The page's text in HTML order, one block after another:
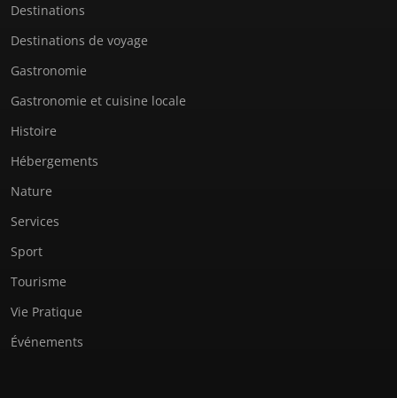
Destinations
Destinations de voyage
Gastronomie
Gastronomie et cuisine locale
Histoire
Hébergements
Nature
Services
Sport
Tourisme
Vie Pratique
Événements